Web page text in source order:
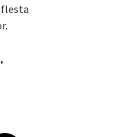
flesta